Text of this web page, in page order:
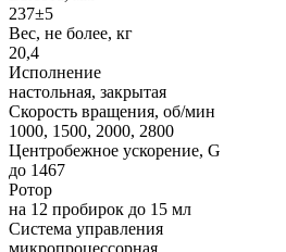
237±5
Вес, не более, кг
20,4
Исполнение
настольная, закрытая
Скорость вращения, об/мин
1000, 1500, 2000, 2800
Центробежное ускорение, G
до 1467
Ротор
на 12 пробирок до 15 мл
Система управления
микропроцессорная